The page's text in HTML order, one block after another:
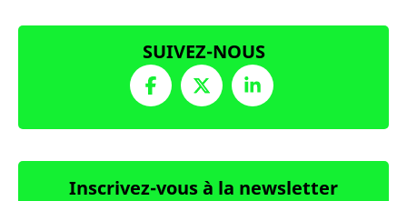
SUIVEZ-NOUS
Inscrivez-vous à la newsletter